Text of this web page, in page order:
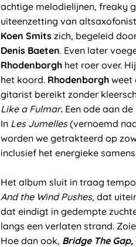
achtige melodielijnen, freaky
uiteenzetting van altsaxofonist
Koen Smits zich, begeleid
Denis Baeten. Even later
Rhodenborgh het roer over.
het koord. Rhodenborgh weet
gitarist bereikt zonder
Like a Fulmar. Een ode aan
In Les Jumelles(vernoemd
worden we getrakteerd op
inclusief het energieke
Het album sluit in traag
And the Wind Pushes, dat
dat eindigt in gedempte
langs een verlaten strand.
Hoe dan ook, Bridge The Gap,